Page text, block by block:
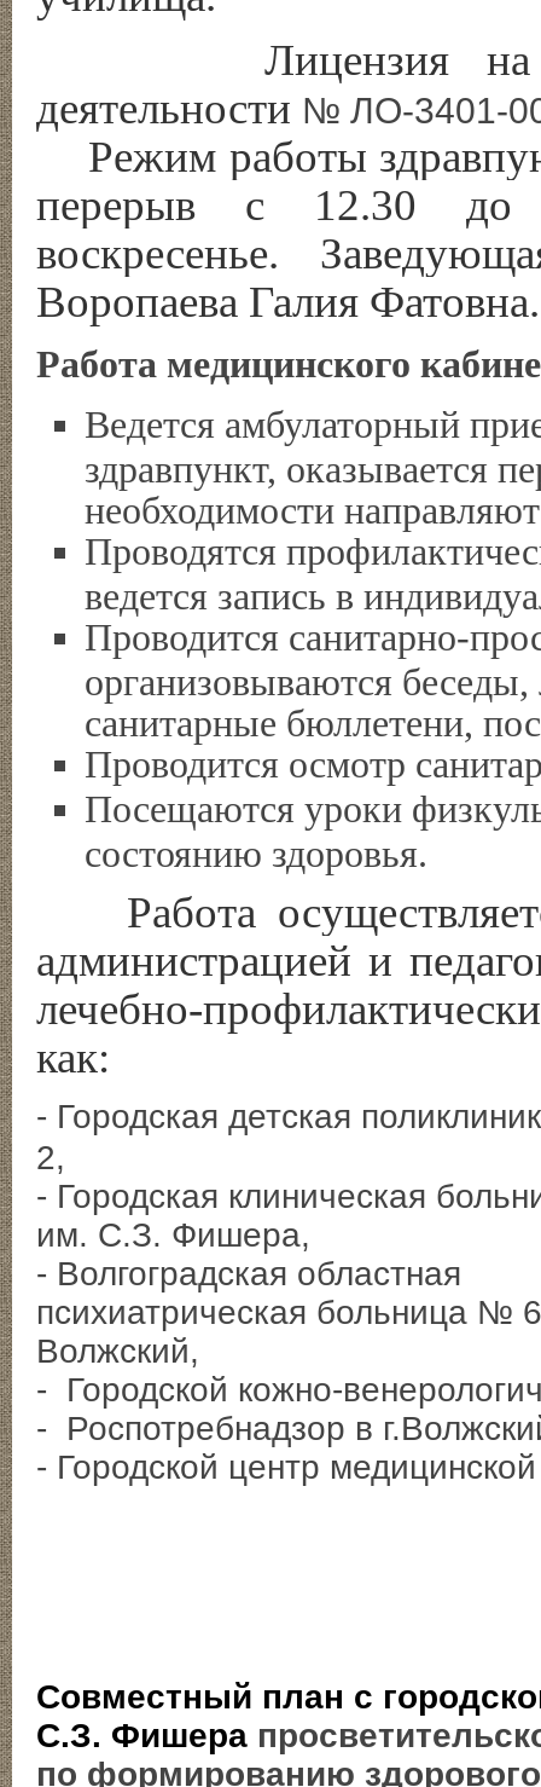
Лицензия на
деятельности № ЛО-3401-
Режим работы
перерыв с 12.30 до
воскресенье.
Воропаева Галия Фатовна.
Работа медицинского
Ведется амбулаторный
здравпункт, оказывается
необходимости
Проводятся
ведется запись в
Проводится санитарно-
организовываются
санитарные бюллетени,
Проводится осмотр
Посещаются уроки
состоянию здоровья.
Работа
администрацией и
лечебно-
как:
- Городская детская
2,
- Городская клиническая
им. С.З. Фишера,
- Волгоградская областная
психиатрическая больница № 6
Волжский,
- Городской кожно-
- Роспотребнадзор в
- Городской центр
Совместный план с
С.З. Фишера
по формированию